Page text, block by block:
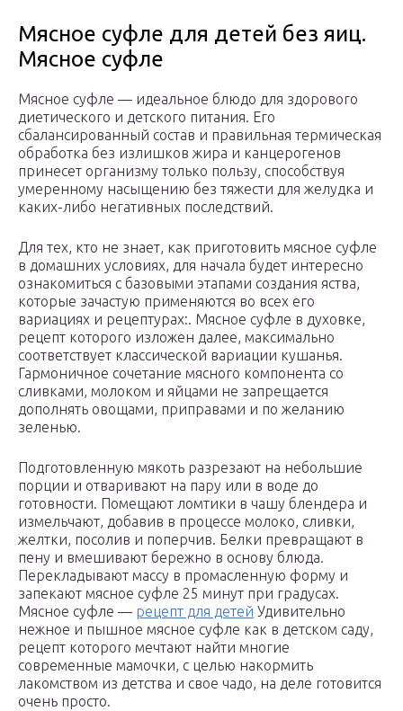
Мясное суфле для детей без яиц.
Мясное суфле
Мясное суфле — идеальное блюдо для здорового
диетического и детского питания. Его
сбалансированный состав и правильная термическая
обработка без излишков жира и канцерогенов
принесет организму только пользу, способствуя
умеренному насыщению без тяжести для желудка и
каких-либо негативных последствий.
Для тех, кто не знает, как приготовить мясное суфле
в домашних условиях, для начала будет интересно
ознакомиться с базовыми этапами создания яства,
которые зачастую применяются во всех его
вариациях и рецептурах:. Мясное суфле в духовке,
рецепт которого изложен далее, максимально
соответствует классической вариации кушанья.
Гармоничное сочетание мясного компонента со
сливками, молоком и яйцами не запрещается
дополнять овощами, приправами и по желанию
зеленью.
Подготовленную мякоть разрезают на небольшие
порции и отваривают на пару или в воде до
готовности. Помещают ломтики в чашу блендера и
измельчают, добавив в процессе молоко, сливки,
желтки, посолив и поперчив. Белки превращают в
пену и вмешивают бережно в основу блюда.
Перекладывают массу в промасленную форму и
запекают мясное суфле 25 минут при градусах.
Мясное суфле — рецепт для детей Удивительно
нежное и пышное мясное суфле как в детском саду,
рецепт которого мечтают найти многие
современные мамочки, с целью накормить
лакомством из детства и свое чадо, на деле готовится
очень просто.